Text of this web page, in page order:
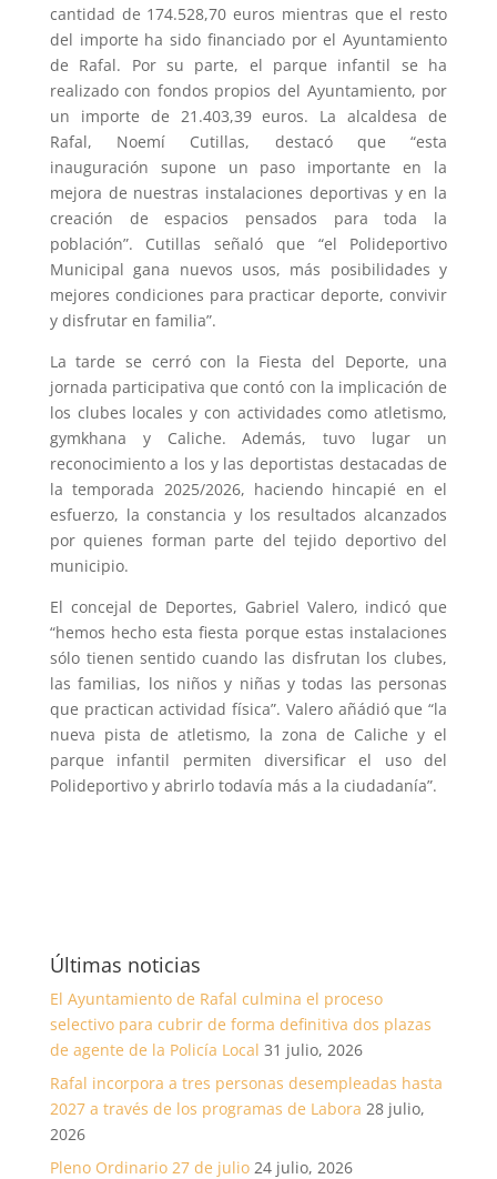
cantidad de 174.528,70 euros mientras que el resto
del importe ha sido financiado por el Ayuntamiento
de Rafal. Por su parte, el parque infantil se ha
realizado con fondos propios del Ayuntamiento, por
un importe de 21.403,39 euros. La alcaldesa de
Rafal, Noemí Cutillas, destacó que “esta
inauguración supone un paso importante en la
mejora de nuestras instalaciones deportivas y en la
creación de espacios pensados para toda la
población”. Cutillas señaló que “el Polideportivo
Municipal gana nuevos usos, más posibilidades y
mejores condiciones para practicar deporte, convivir
y disfrutar en familia”.
La tarde se cerró con la Fiesta del Deporte, una
jornada participativa que contó con la implicación de
los clubes locales y con actividades como atletismo,
gymkhana y Caliche. Además, tuvo lugar un
reconocimiento a los y las deportistas destacadas de
la temporada 2025/2026, haciendo hincapié en el
esfuerzo, la constancia y los resultados alcanzados
por quienes forman parte del tejido deportivo del
municipio.
El concejal de Deportes, Gabriel Valero, indicó que
“hemos hecho esta fiesta porque estas instalaciones
sólo tienen sentido cuando las disfrutan los clubes,
las familias, los niños y niñas y todas las personas
que practican actividad física”. Valero añádió que “la
nueva pista de atletismo, la zona de Caliche y el
parque infantil permiten diversificar el uso del
Polideportivo y abrirlo todavía más a la ciudadanía”.
Últimas noticias
El Ayuntamiento de Rafal culmina el proceso
selectivo para cubrir de forma definitiva dos plazas
de agente de la Policía Local 31 julio, 2026
Rafal incorpora a tres personas desempleadas hasta
2027 a través de los programas de Labora 28 julio,
2026
Pleno Ordinario 27 de julio 24 julio, 2026